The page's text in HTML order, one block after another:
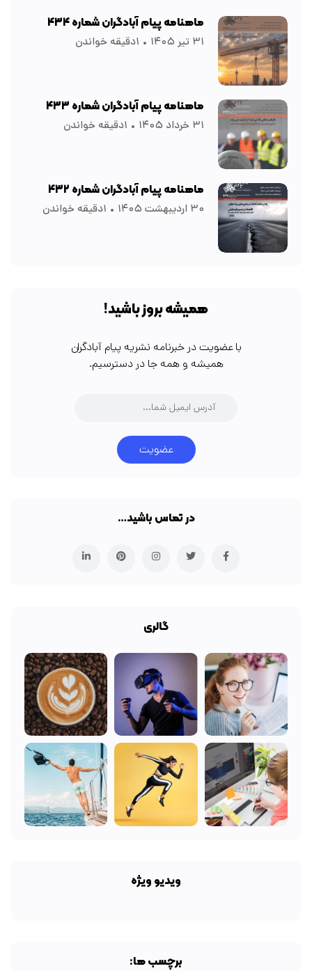
ماهنامه پیام آبادگران شماره ۴۳۴
۳۱ تیر ۱۴۰۵ ۱دقیقه خواندن
ماهنامه پیام آبادگران شماره ۴۳۳
۳۱ خرداد ۱۴۰۵ ۱دقیقه خواندن
ماهنامه پیام آبادگران شماره ۴۳۲
۳۰ اردیبهشت ۱۴۰۵ ۱دقیقه خواندن
همیشه بروز باشید!
با عضویت در خبرنامه نشریه پیام آبادگران
همیشه و همه جا در دسترسیم.
عضویت
در تماس باشید…
گالری
ویدیو ویژه
برچسب ها: